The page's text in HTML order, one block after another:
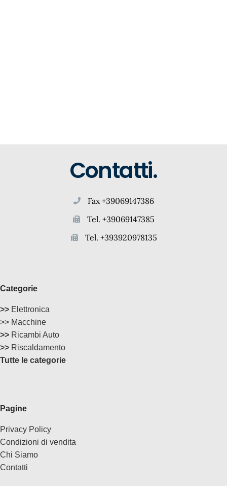
Contatti.
Fax +39069147386
Tel. +39069147385
Tel. +393920978135
Categorie
>> Elettronica
>> Macchine
>> Ricambi Auto
>> Riscaldamento
Tutte le categorie
Pagine
Privacy Policy
Condizioni di vendita
Chi Siamo
Contatti